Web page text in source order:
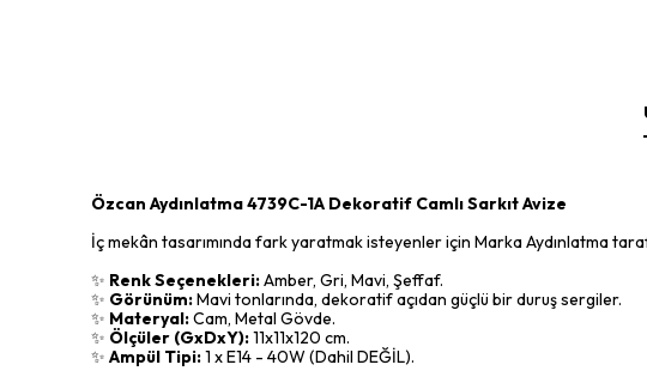
Özcan Aydınlatma 4739C-1A Dekoratif Camlı Sarkıt Avize
İç mekân tasarımında fark yaratmak isteyenler için Marka Aydınlatma
✨ Renk Seçenekleri:Amber, Gri, Mavi, Şeffaf.
✨ Görünüm:Mavi tonlarında, dekoratif açıdan güçlü bir duruş sergiler.
✨ Materyal:Cam, Metal Gövde.
✨ Ölçüler (GxDxY):11x11x120 cm.
✨ Ampül Tipi:1 x E14 - 40W (Dahil DEĞİL).